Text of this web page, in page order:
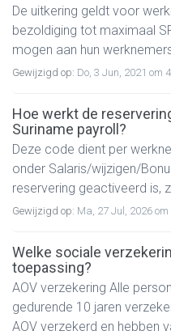
De uitkering geldt voor
bezoldiging tot maximaal
mogen aan hun
Gewijzigd op: Do, 3 Jun, 2021 om
Hoe werkt de
Suriname payroll?
Deze code dient per
onder Salaris/wijzigen/
reservering geactiveerd is,
Gewijzigd op: Ma, 27 Jul, 2026 om
Welke sociale
toepassing?
AOV verzekering Alle
gedurende 10 jaren
AOV verzekerd en hebben